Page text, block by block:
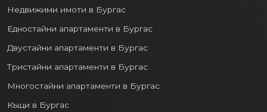
Недвижими имоти в Бургас
Едностайни апартаменти в Бургас
Двустайни апартаменти в Бургас
Тристайни апартаменти в Бургас
Многостайни апартаменти в Бургас
Къщи в Бургас